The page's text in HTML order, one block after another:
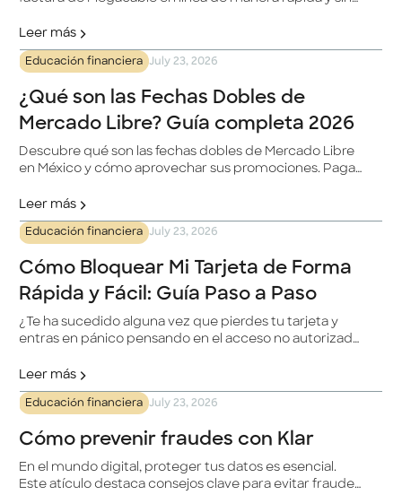
compañía de telecomunicaciones en México, y con la
plataforma en línea, podrás gestionar tus pagos de
manera eficiente desde tu hogar.
Leer más
Educación financiera July 23, 2026
¿Qué son las Fechas Dobles de
Mercado Libre? Guía completa 2026
Descubre qué son las fechas dobles de Mercado Libre
en México y cómo aprovechar sus promociones. Paga
beneficio adicional.
Leer más
Educación financiera July 23, 2026
Cómo Bloquear Mi Tarjeta de Forma
Rápida y Fácil: Guía Paso a Paso
¿Te ha sucedido alguna vez que pierdes tu tarjeta y
entras en pánico pensando en el acceso no autorizado
ayudarte. En este artículo, te ofrecemos una guía paso
a paso sobre cómo bloquear tu tarjeta de forma rápida
y sencilla.
Leer más
Educación financiera July 23, 2026
Cómo prevenir fraudes con Klar
En el mundo digital, proteger tus datos es esencial.
Este atículo destaca consejos clave para evitar fraudes